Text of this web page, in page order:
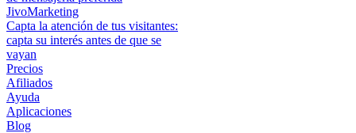
JivoMarketing
Capta la atención de tus visitantes:
capta su interés antes de que se
vayan
Precios
Afiliados
Ayuda
Aplicaciones
Blog